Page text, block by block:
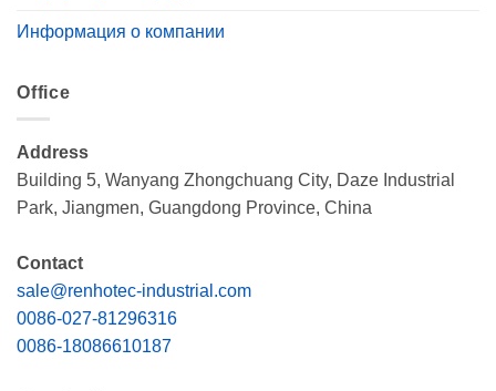
Информация о компании
Office
Address
Building 5, Wanyang Zhongchuang City, Daze Industrial
Park, Jiangmen, Guangdong Province, China
Contact
sale@renhotec-industrial.com
0086-027-81296316
0086-18086610187